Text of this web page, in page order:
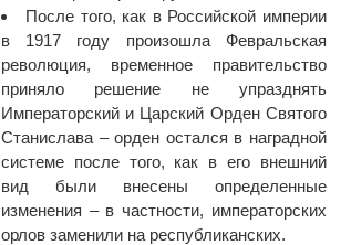
После того, как в Российской империи
в 1917 году произошла Февральская
революция, временное правительство
приняло решение не упразднять
Императорский и Царский Орден Святого
Станислава – орден остался в наградной
системе после того, как в его внешний
вид были внесены определенные
изменения – в частности, императорских
орлов заменили на республиканских.